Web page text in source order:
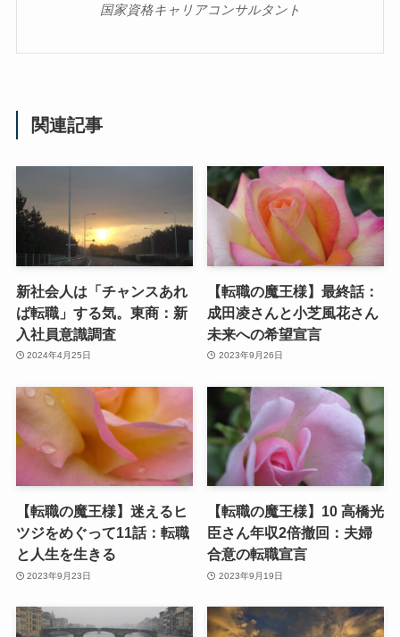
国家資格キャリアコンサルタント
関連記事
新社会人は「チャンスあれ
ば転職」する気。東商：新
入社員意識調査
2024年4月25日
【転職の魔王様】最終話：
成田凌さんと小芝風花さん
未来への希望宣言
2023年9月26日
【転職の魔王様】迷えるヒ
ツジをめぐって11話：転職
と人生を生きる
2023年9月23日
【転職の魔王様】10 高橋光
臣さん年収2倍撤回：夫婦
合意の転職宣言
2023年9月19日